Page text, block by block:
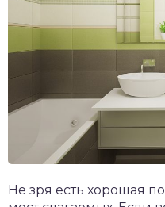
Не зря есть хорошая